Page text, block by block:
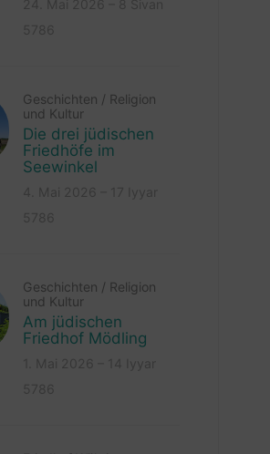
Geschichten / Religion
und Kultur
Die drei jüdischen
Friedhöfe im
Seewinkel
Geschichten / Religion
und Kultur
Am jüdischen
Friedhof Mödling